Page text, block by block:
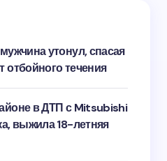
утонул, спасая
отбойного течения
в ДТП с Mitsubishi
выжила 18-летняя